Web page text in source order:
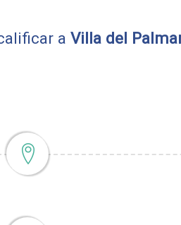
aVilla del